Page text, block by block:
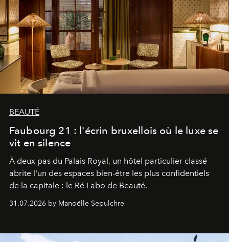
BEAUTÉ
Faubourg 21 : l'écrin bruxellois où le luxe se
vit en silence
À deux pas du Palais Royal, un hôtel particulier classé
abrite l'un des espaces bien-être les plus confidentiels
de la capitale : le Ré Labo de Beauté.
31.07.2026 by Manoëlle Sepulchre